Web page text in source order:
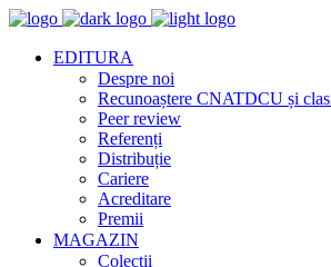
EDITURA
Despre noi
Recunoaștere CNATDCU și
Peer review
Referenți
Distribuție
Cariere
Acreditare
Premii
MAGAZIN
Colecții